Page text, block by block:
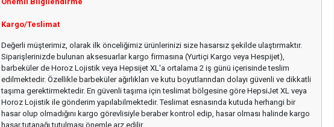
Kargo/Teslimat
Değerli müşterimiz, olarak ilk önceliğimiz ürünlerinizi size hasarsız şekilde ulaştırmaktır.
Siparişlerinizde bulunan aksesuarlar kargo firmasına (Yurtiçi Kargo veya Hespijet),
barbeküler de Horoz Lojistik veya Hepsijet XL'a ortalama 2 iş günü içerisinde teslim
edilmektedir. Özellikle barbeküler ağırlıkları ve kutu boyutlarından dolayı güvenli ve dikkatli
taşıma gerektirmektedir. En güvenli taşıma için teslimat bölgesine göre HepsiJet XL veya
Horoz Lojistik ile gönderim yapılabilmektedir. Teslimat esnasında kutuda herhangi bir
hasar olup olmadığını kargo görevlisiyle beraber kontrol edip, hasar olması halinde kargo
hasar tutanağı tutulması önemle arz edilir.